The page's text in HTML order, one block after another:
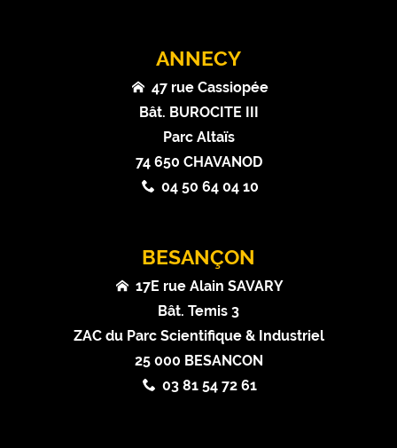
ANNECY
47 rue Cassiopée
Bât. BUROCITE III
Parc Altaïs
74 650 CHAVANOD
04 50 64 04 10
BESANÇON
17E rue Alain SAVARY
Bât. Temis 3
ZAC du Parc Scientifique & Industriel
25 000 BESANCON
03 81 54 72 61